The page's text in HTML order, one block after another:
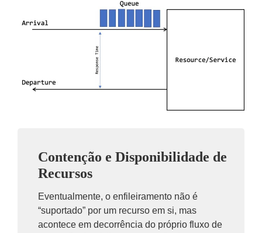
Contenção e Disponibilidade de
Recursos
Eventualmente, o enfileiramento não é
“suportado” por um recurso em si, mas
acontece em decorrência do próprio fluxo de